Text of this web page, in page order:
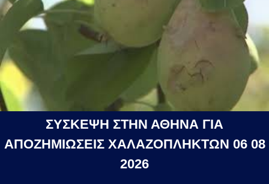
ΣΥΣΚΕΨΗ ΣΤΗΝ ΑΘΗΝΑ ΓΙΑ
ΑΠΟΖΗΜΙΩΣΕΙΣ ΧΑΛΑΖΟΠΛΗΚΤΩΝ 06 08
2026